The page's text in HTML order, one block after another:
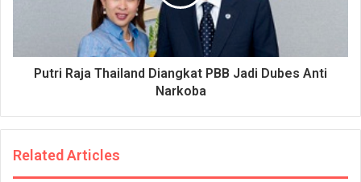
Putri Raja Thailand Diangkat PBB Jadi Dubes Anti
Narkoba
Related Articles